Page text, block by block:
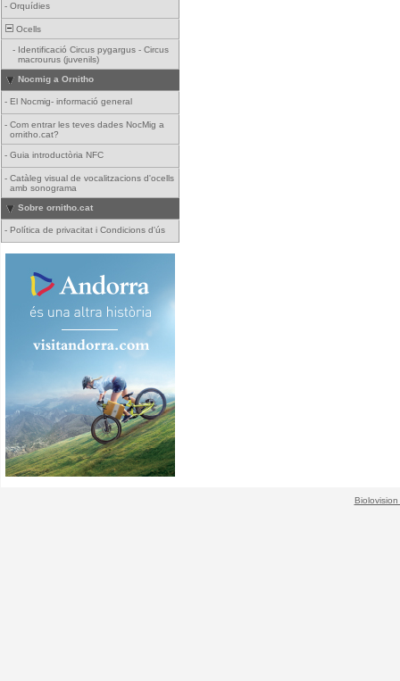
- Orquídies
Ocells
- Identificació Circus pygargus - Circus
macrourus (juvenils)
Nocmig a Ornitho
- El Nocmig- informació general
- Com entrar les teves dades NocMig a
ornitho.cat?
- Guia introductòria NFC
- Catàleg visual de vocalitzacions d'ocells
amb sonograma
Sobre ornitho.cat
- Política de privacitat i Condicions d'ús
Biolovision